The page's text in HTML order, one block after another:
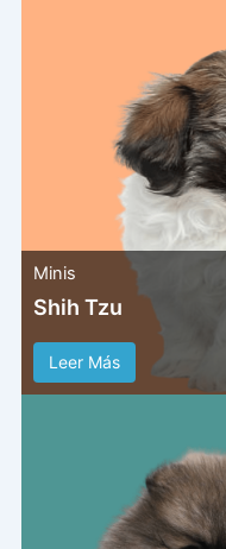
Minis
Shih Tzu
Leer Más